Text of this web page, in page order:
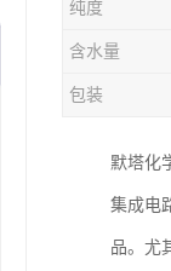
纯度
含水量
包装
默塔化
集成电
品。尤